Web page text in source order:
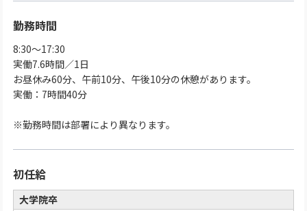
勤務時間
8:30～17:30
実働7.6時間／1日
お昼休み60分、午前10分、午後10分の休憩があります。
実働：7時間40分
※勤務時間は部署により異なります。
初任給
大学院卒